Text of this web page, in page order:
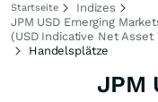
Startseite
Indizes
JPM USD Emerging
(USD Indicative Net Asset
Handelsplätze
JPM